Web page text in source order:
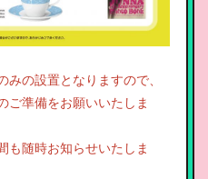
の設置となりますので、
ご準備をお願いいたしま
も随時お知らせいたしま